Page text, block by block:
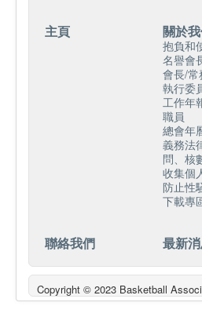
主頁 關於
抱負和
名譽會
會長/
執行委
工作年
職員
總會年
義務法
問、核
收集個
防止性
下載專
聯絡我們 最新
Copyright © 2023 Basketball